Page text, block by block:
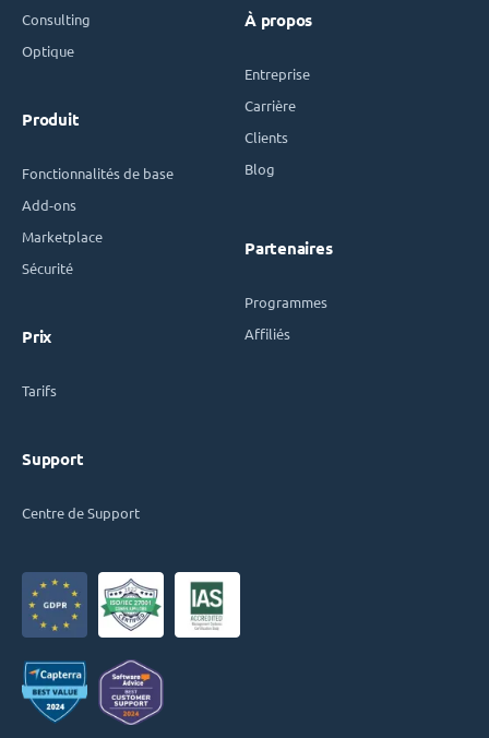
Consulting
Optique
Produit
Fonctionnalités de base
Add-ons
Marketplace
Sécurité
Prix
Tarifs
Support
Centre de Support
À propos
Entreprise
Carrière
Clients
Blog
Partenaires
Programmes
Affiliés